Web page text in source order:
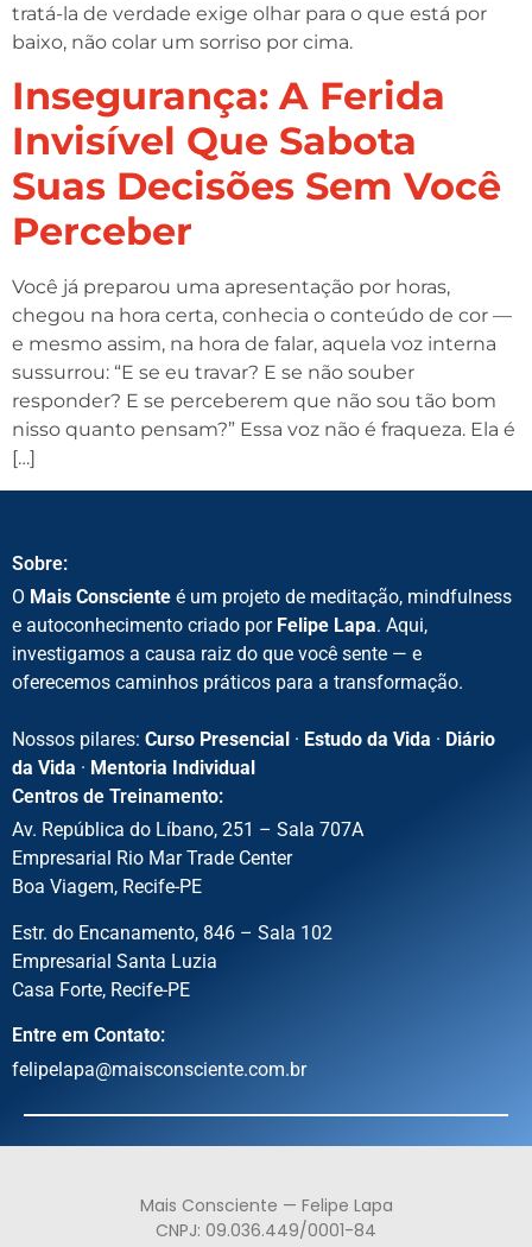
tratá-la de verdade exige olhar para o que está por
baixo, não colar um sorriso por cima.
Insegurança: A Ferida
Invisível Que Sabota
Suas Decisões Sem Você
Perceber
Você já preparou uma apresentação por horas,
chegou na hora certa, conhecia o conteúdo de cor —
e mesmo assim, na hora de falar, aquela voz interna
sussurrou: “E se eu travar? E se não souber
responder? E se perceberem que não sou tão bom
nisso quanto pensam?” Essa voz não é fraqueza. Ela é
[…]
Sobre:
O Mais Consciente é um projeto de meditação, mindfulness
e autoconhecimento criado por Felipe Lapa. Aqui,
investigamos a causa raiz do que você sente — e
oferecemos caminhos práticos para a transformação.
Nossos pilares: Curso Presencial · Estudo da Vida · Diário
da Vida · Mentoria Individual
Centros de Treinamento:
Av. República do Líbano, 251 – Sala 707A
Empresarial Rio Mar Trade Center
Boa Viagem, Recife-PE
Estr. do Encanamento, 846 – Sala 102
Empresarial Santa Luzia
Casa Forte, Recife-PE
Entre em Contato:
felipelapa@maisconsciente.com.br
Mais Consciente — Felipe Lapa
CNPJ: 09.036.449/0001-84